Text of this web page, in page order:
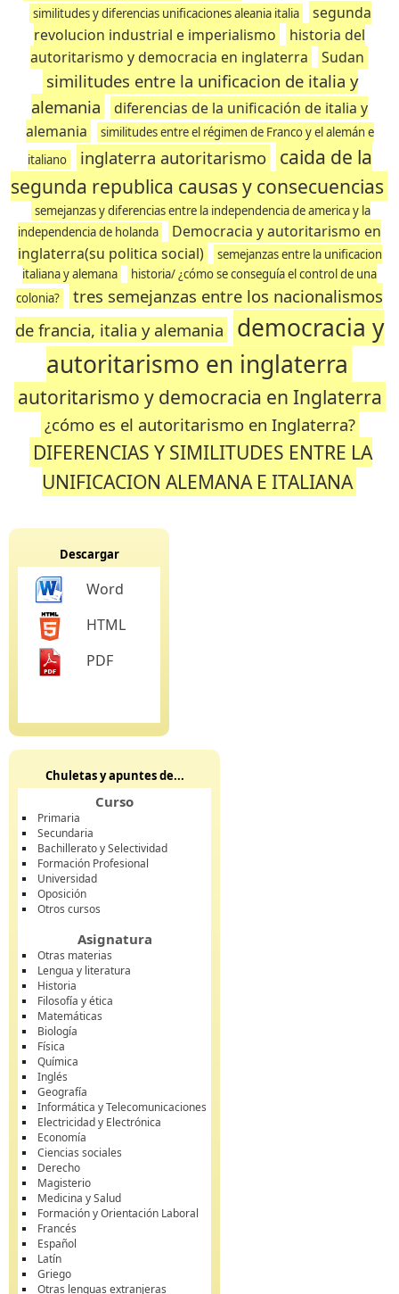
similitudes y diferencias unificaciones aleania italia
segunda
revolucion industrial e imperialismo
historia del
autoritarismo y democracia en inglaterra
Sudan
similitudes entre la unificacion de italia y
alemania
diferencias de la unificación de italia y
alemania
similitudes entre el régimen de Franco y el alemán e
italiano
inglaterra autoritarismo
caida de la
segunda republica causas y consecuencias
semejanzas y diferencias entre la independencia de america y la
independencia de holanda
Democracia y autoritarismo en
inglaterra(su politica social)
semejanzas entre la unificacion
italiana y alemana
historia/ ¿cómo se conseguía el control de una
colonia?
tres semejanzas entre los nacionalismos
de francia, italia y alemania
democracia y
autoritarismo en inglaterra
autoritarismo y democracia en Inglaterra
¿cómo es el autoritarismo en Inglaterra?
DIFERENCIAS Y SIMILITUDES ENTRE LA
UNIFICACION ALEMANA E ITALIANA
Descargar
Word
HTML
PDF
Chuletas y apuntes de...
Curso
Primaria
Secundaria
Bachillerato y Selectividad
Formación Profesional
Universidad
Oposición
Otros cursos
Asignatura
Otras materias
Lengua y literatura
Historia
Filosofía y ética
Matemáticas
Biología
Física
Química
Inglés
Geografía
Informática y Telecomunicaciones
Electricidad y Electrónica
Economía
Ciencias sociales
Derecho
Magisterio
Medicina y Salud
Formación y Orientación Laboral
Francés
Español
Latín
Griego
Otras lenguas extranjeras